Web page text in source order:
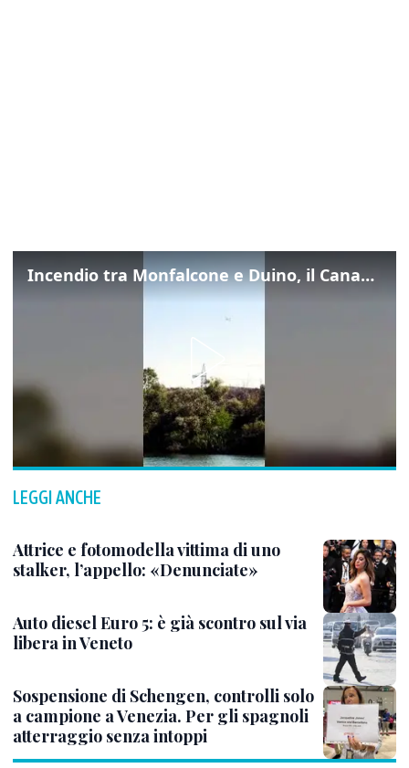
Incendio tra Monfalcone e Duino, il Canadair in azione per fermare le fiamme sul fronte dell’A4
LEGGI ANCHE
Attrice e fotomodella vittima di uno
stalker, l’appello: «Denunciate»
Auto diesel Euro 5: è già scontro sul via
libera in Veneto
Sospensione di Schengen, controlli solo
a campione a Venezia. Per gli spagnoli
atterraggio senza intoppi